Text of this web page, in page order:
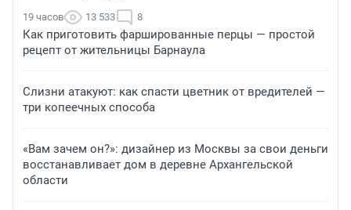
19 часов 13 533 8
Как приготовить фаршированные перцы — простой
рецепт от жительницы Барнаула
Слизни атакуют: как спасти цветник от вредителей —
три копеечных способа
«Вам зачем он?»: дизайнер из Москвы за свои деньги
восстанавливает дом в деревне Архангельской
области